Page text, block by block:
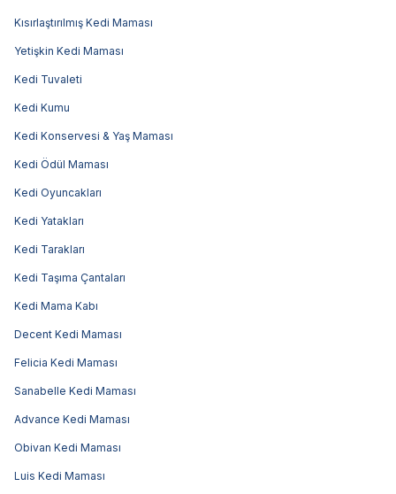
Kısırlaştırılmış Kedi Maması
Yetişkin Kedi Maması
Kedi Tuvaleti
Kedi Kumu
Kedi Konservesi & Yaş Maması
Kedi Ödül Maması
Kedi Oyuncakları
Kedi Yatakları
Kedi Tarakları
Kedi Taşıma Çantaları
Kedi Mama Kabı
Decent Kedi Maması
Felicia Kedi Maması
Sanabelle Kedi Maması
Advance Kedi Maması
Obivan Kedi Maması
Luis Kedi Maması